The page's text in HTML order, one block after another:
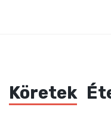
Köretek